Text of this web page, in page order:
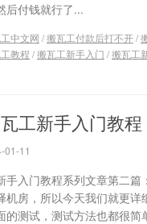
后付钱就行了...
中文网 /搬瓦工付款后打不开/
教程 /搬瓦工新手入门 /搬瓦工
工新手入门教
01-11
手入门教程系列文章第二
机房，所以今天我们就更
的测试，测试方法也都很